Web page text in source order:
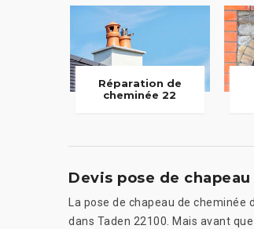
Réparation de
cheminée 22
Devis pose de
La pose de chapeau de
dans Taden 22100. Mais avant